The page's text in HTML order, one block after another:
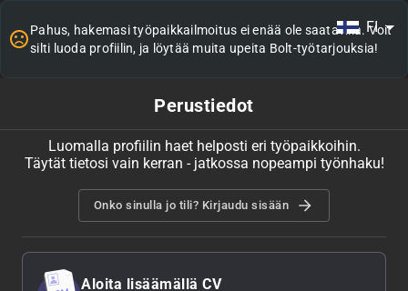
FI
Pahus, hakemasi työpaikkailmoitus ei enää ole saatavilla. Voit
silti luoda profiilin, ja löytää muita upeita Bolt-työtarjouksia!
Perustiedot
Luomalla profiilin haet helposti eri työpaikkoihin.
Täytät tietosi vain kerran - jatkossa nopeampi työnhaku!
Onko sinulla jo tili? Kirjaudu sisään
Aloita lisäämällä CV